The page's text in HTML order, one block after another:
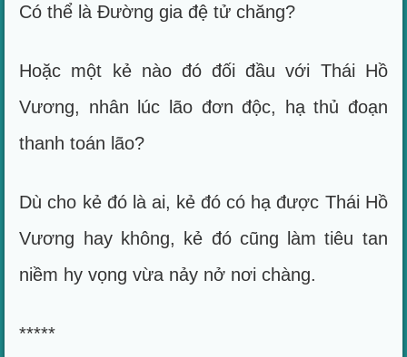
Có thể là Đường gia đệ tử chăng?
Hoặc một kẻ nào đó đối đầu với Thái Hồ
Vương, nhân lúc lão đơn độc, hạ thủ đoạn
thanh toán lão?
Dù cho kẻ đó là ai, kẻ đó có hạ được Thái Hồ
Vương hay không, kẻ đó cũng làm tiêu tan
niềm hy vọng vừa nảy nở nơi chàng.
*****